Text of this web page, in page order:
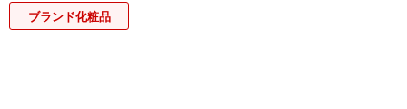
ブランド化粧品